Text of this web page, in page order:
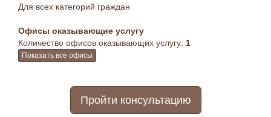
Для всех категорий граждан
Офисы оказывающие услугу
Количество офисов оказывающих услугу: 1
Показать все офисы
Пройти консультацию